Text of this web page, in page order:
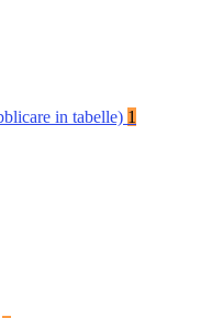
in tabelle) 1